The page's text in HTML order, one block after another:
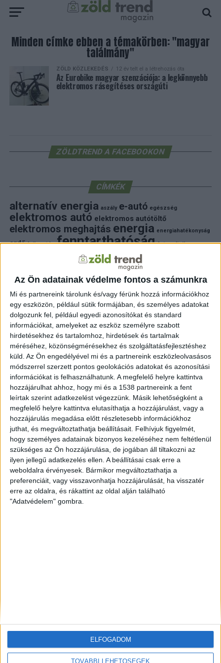
Az Ön adatainak védelme fontos a számunkra
Mi és partnereink tárolunk és/vagy férünk hozzá információkhoz
egy eszközön, például sütik formájában, és személyes adatokat
dolgozunk fel, például egyedi azonosítókat és standard
információkat, amelyeket az eszköz személyre szabott
hirdetésekhez és tartalomhoz, hirdetések és tartalmak
méréséhez, közönségmérésekhez és szolgáltatásfejlesztéshez
küld. Az Ön engedélyével mi és a partnereink eszközleolvasásos
módszerrel szerzett pontos geolokációs adatokat és azonosítási
információkat is felhasználhatunk. A megfelelő helyre kattintva
hozzájárulhat ahhoz, hogy mi és a 1538 partnereink a fent
leírtak szerint adatkezelést végezzünk. Másik lehetőségként a
megfelelő helyre kattintva elutasíthatja a hozzájárulást, vagy a
hozzájárulás megadása előtt részletesebb információkhoz
juthat, és megváltoztathatja beállításait. Felhívjuk figyelmét,
hogy személyes adatainak bizonyos kezeléséhez nem feltétlenül
szükséges az Ön hozzájárulása, de jogában áll tiltakozni az
ilyen jellegű adatkezelés ellen. A beállításai csak erre a
weboldalra érvényesek. Bármikor megváltoztathatja a
preferenciáit, vagy visszavonhatja hozzájárulását, ha visszatér
erre az oldalra, és rákattint az oldal alján található
"Adatvédelem" gombra.
TOVÁBBI LEHETŐSÉGEK
ELFOGADOM
Minden címke ebben a témakörben: "magyar
találmány"
ZÖLD KÖZLEKEDÉS 12 év telt el a létrehozás óta
Az Eurobike magyar szenzációja: a legkönnyebb
elektromos rásegítéses országúti
ZÖLDTREND A FACEBOOKON
CÍMKÉK
alternatív energia aszály e-autó egészség
elektromos autó elektromos autótöltő
elektromos meghajtás energia energiahatékonyság
erdő fejlesztés fenntarthatóság fotovoltaikus
hulladék időjárás klímaváltozás
környezet
környezetvédelem környezetvédelmi hírek
megújuló energia
napelem napelemeknapenergia
naperőmű solar solar energy szelektiv hulladék természet
természetvédelem villamosenergia villanyautó víz
autó zöld energia zöld energiaforrás zöld hirek
állatvédelem áram életmód újrahasznosítás
FRISS HÍREK
ZÖLD KÖZLEKEDÉS 2 perc telt el a létrehozás óta
Egyre nagyobb a kereslet: pörög a BMW elektromos
autóinak gyártása Debrecenben
ZÖLDINFÓ 5 perc telt el a létrehozás óta
Hőség, vízhiány, energiaválság: a vállalatoknak már
most fel kell készülniük a klímakockázatokra
ZÖLD ENERGIA 6 perc telt el a létrehozás óta
Gyorsabb, átláthatóbb és természetbarát
szélerőmű-fejlesztéseket sürget húsz hazai
szakmai szervezet
ZÖLDINFÓ 7 perc telt el a létrehozás óta